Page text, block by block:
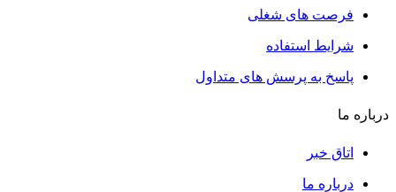
فرصت های شغلی
شرایط استفاده
پاسخ به پرسش های متداول
درباره ما
اتاق خبر
درباره ما